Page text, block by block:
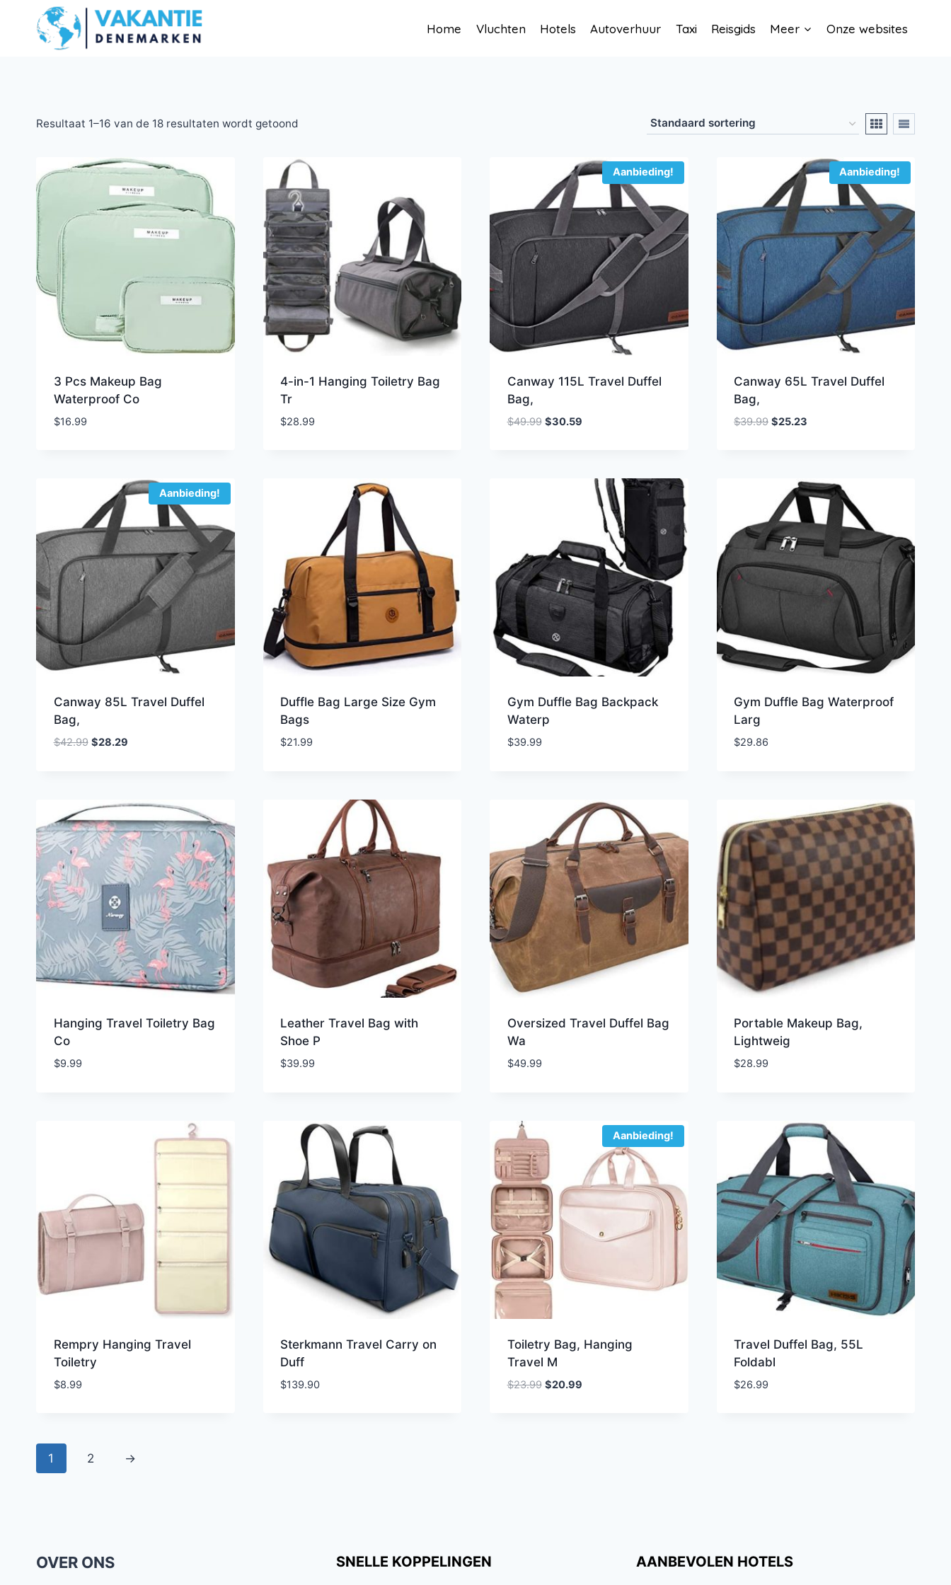
Doorgaan
Home Vluchten Hotels Autoverhuur Taxi Reisgids Meer Onze websites
Resultaat 1–16 van de 18 resultaten wordt getoond
3 Pcs Makeup Bag
Waterproof Co
$16.99
4-in-1 Hanging Toiletry Bag
Tr
$28.99
Aanbieding!
Canway 115L Travel Duffel
Bag,
$49.99 Oorspronkelijke
$30.59Huidige
Aanbieding!
Canway 65L Travel Duffel
Bag,
$39.99 Oorspronkelijke
$25.23
Aanbieding!
Canway 85L Travel Duffel
Bag,
$42.99 Oorspronkelijke
$28.29Huidige
Duffle Bag Large Size Gym
Bags
$21.99
Gym Duffle Bag Backpack
Waterp
$39.99
Gym Duffle Bag Waterproof
Larg
$29.86
Hanging Travel Toiletry Bag
Co
$9.99
Leather Travel Bag with
Shoe P
$39.99
Oversized Travel Duffel Bag
Wa
$49.99
Portable Makeup Bag,
Lightweig
$28.99
Rempry Hanging Travel
Toiletry
$8.99
Sterkmann Travel Carry on
Duff
$139.90
Aanbieding!
Toiletry Bag, Hanging
Travel M
$23.99 Oorspronkelijke
$20.99Huidige
Travel Duffel Bag, 55L
Foldabl
$26.99
1 2 →
OVER ONS SNELLE KOPPELINGEN AANBEVOLEN HOTELS